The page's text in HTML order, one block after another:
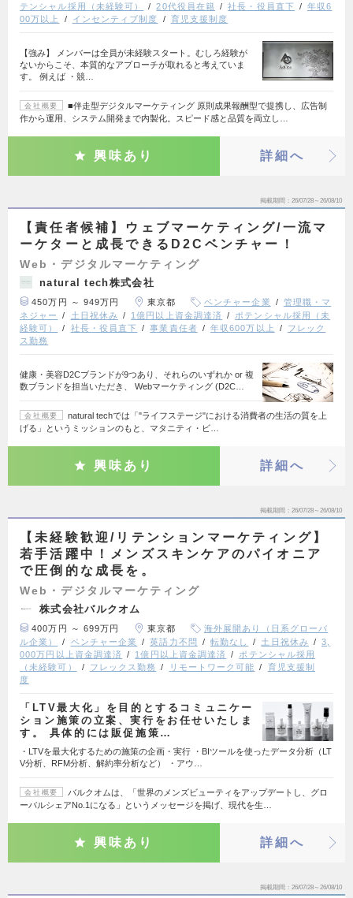
テンシャル採用（未経験可）
20代役員在籍 社長・役員直下
年収6
00万以上
インセンティブ制度 育児支援制度
【強み】 メンバーは全員が未経験スタート。むしろ経験が
ないからこそ、本質的なアプローチが取れると考えていま
す。 例えば ・競…
会社概要
■伴走型デジタルマーケティング 原則成果報酬型で提携し、広告制
作から運用、システム開発まで内製化。スピード感と品質を両立し…
興味あり 詳細へ
掲載期間 26/07/28～26/08/10
【責任者候補】ウェブマーケティング/一流マ
ーケターと成長できるD2Cベンチャー！
Web・デジタルマーケティング
natural tech株式会社
450万円 ～ 949万円 東京都 ベンチャー企業
管理職・マ
ネジャー
土日祝休み 1億円以上資金調達済
ポテンシャル採用（未
経験可）
社長・役員直下 事業責任者 年収600万以上
フレック
ス勤務
健康・美容D2Cブランドが9つあり、それらのいずれか or 複
数ブランドを担当いただき、 Webマーケティング (D2C…
会社概要
natural techでは「"ライフステージ"における消費者の生活の質を上
げる」というミッションのもと、マタニティ・ビ…
興味あり 詳細へ
掲載期間 26/07/28～26/08/10
【未経験歓迎/リテンションマーケティング】
若手活躍中！メンズスキンケアのパイオニア
で圧倒的な成長を。
Web・デジタルマーケティング
株式会社バルクオム
400万円 ～ 699万円 東京都
海外展開あり（日系グローバ
ル企業）
ベンチャー企業 英語力不問 転勤なし 土日祝休み
3,
000万円以上資金調達済
1億円以上資金調達済
ポテンシャル採用
（未経験可）
フレックス勤務 リモートワーク可能
育児支援制
度
「LTV最大化」を目的とするコミュニケー
ション施策の立案、実行をお任せいたしま
す。 具体的には販促施策…
・LTVを最大化するための施策の企画・実行 ・BIツールを使ったデータ分析（LT
V分析、RFM分析、解約率分析など） ・アウ…
会社概要
バルクオムは、「世界のメンズビューティをアップデートし、グロ
ーバルシェアNo.1になる」というメッセージを掲げ、現代を生…
興味あり 詳細へ
掲載期間 26/07/28～26/08/10